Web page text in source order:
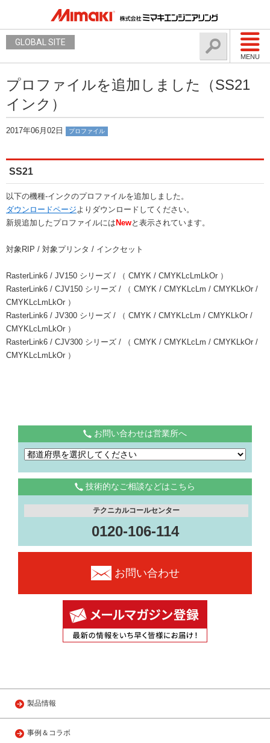
MENU
GLOBAL SITE
プロファイルを追加しました（SS21
インク）
2017年06月02日 プロファイル
SS21
以下の機種-インクのプロファイルを追加しました。
ダウンロードページよりダウンロードしてください。
新規追加したプロファイルには Newと表示されています。
対象RIP / 対象プリンタ / インクセット
RasterLink6 / JV150 シリーズ / （ CMYK / CMYKLcLmLkOr ）
RasterLink6 / CJV150 シリーズ / （ CMYK / CMYKLcLm / CMYKLkOr /
CMYKLcLmLkOr ）
RasterLink6 / JV300 シリーズ / （ CMYK / CMYKLcLm / CMYKLkOr /
CMYKLcLmLkOr ）
RasterLink6 / CJV300 シリーズ / （ CMYK / CMYKLcLm / CMYKLkOr /
CMYKLcLmLkOr ）
お問い合わせは営業所へ
技術的なご相談などはこちら
テクニカルコールセンター
0120-106-114
お問い合わせ
製品情報
事例＆コラボ